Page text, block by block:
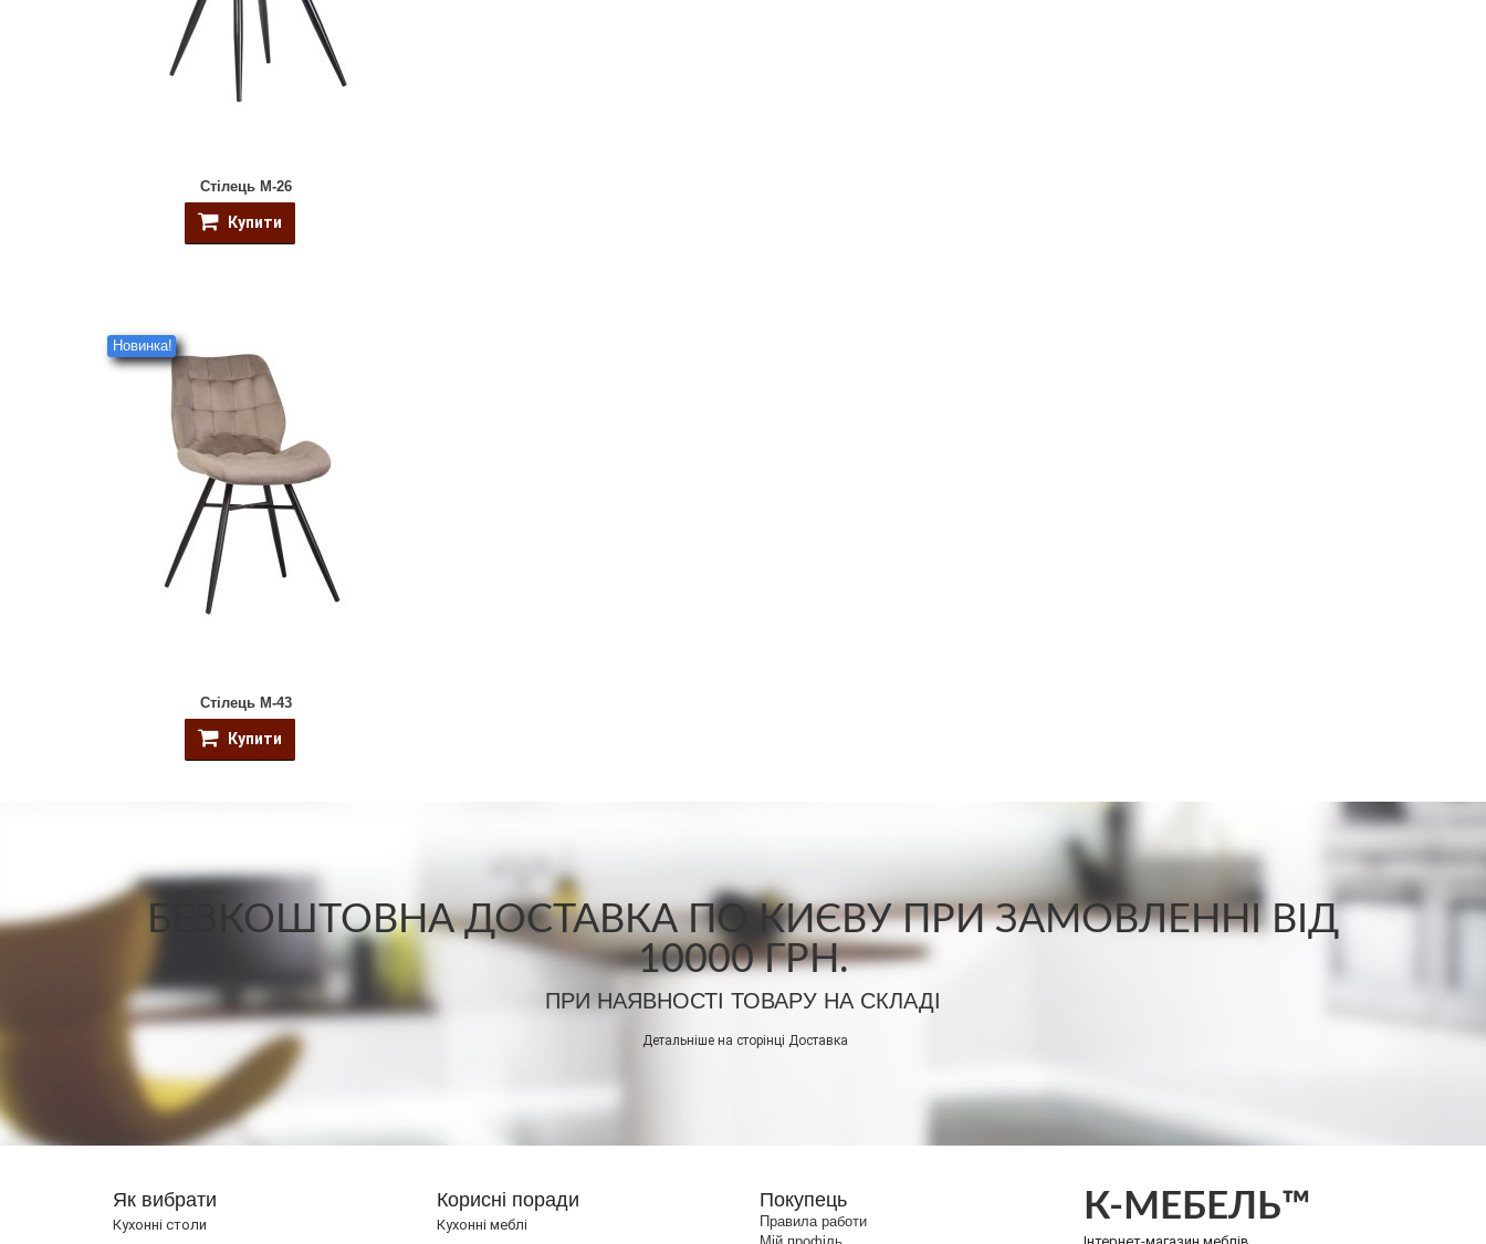
Стілець M-26
Купити
Новинка!
Стілець M-43
Купити
БЕЗКОШТОВНА ДОСТАВКА ПО КИЄВУ ПРИ ЗАМОВЛЕННІ ВІД
10000 ГРН.
ПРИ НАЯВНОСТІ ТОВАРУ НА СКЛАДІ
Детальніше на сторінці Доставка
Як вибрати
Кухонні столи
Корисні поради
Кухонні меблі
Покупець
Правила работи
К-МЕБЕЛЬ™